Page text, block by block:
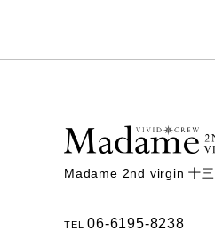
Madame 2nd virgin 十三
TEL06-6195-8238